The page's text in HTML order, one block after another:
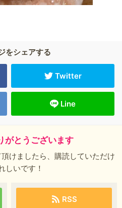
をシェアする
Twitter
Line
がとうございます
けましたら、購読していただけ
しいです！
RSS